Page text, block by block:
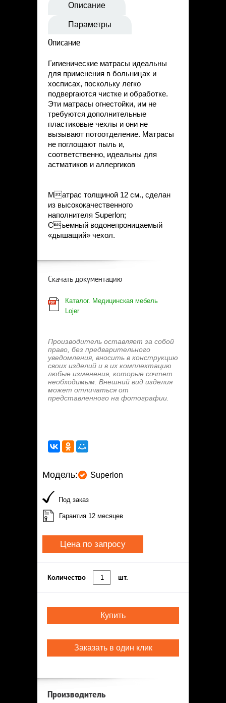
Статьи
Описание
Параметры
Описание
Гигиенические матрасы идеальны
для применения в больницах и
хосписах, поскольку легко
подвергаются чистке и обработке.
Эти матрасы огнестойки, им не
требуются дополнительные
пластиковые чехлы и они не
вызывают потоотделение. Матрасы
не поглощают пыль и,
соответственно, идеальны для
астматиков и аллергиков
Матрас толщиной 12 см., сделан
из высококачественного
наполнителя Superlon;
Съемный водонепроницаемый
«дышащий» чехол.
Скачать документацию
Каталог. Медицинская мебель
Lojer
Производитель оставляет за собой
право, без предварительного
уведомления, вносить в конструкцию
своих изделий и в их комплектацию
любые изменения, которые сочтет
необходимым. Внешний вид изделия
может отличаться от
представленного на фотографии.
Модель: Superlon
Под заказ
Гарантия 12 месяцев
Цена по запросу
Количество шт.
Купить
Заказать в один клик
Производитель